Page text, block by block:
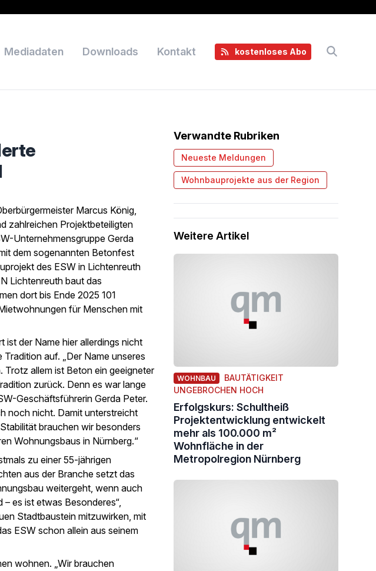
Mediadaten Downloads Kontakt kostenloses Abo
Marcus König,
zahlreichen Projektbeteiligten
Unternehmensgruppe Gerda
dem sogenannten Betonfest
des ESW in Lichtenreuth
Lichtenreuth baut das
dort bis Ende 2025 101
für Menschen mit
ist der Name hier allerdings nicht
auf. „Der Name unseres
allem ist Beton ein geeigneter
zurück. Denn es war lange
Geschäftsführerin Gerda Peter.
noch nicht. Damit unterstreicht
brauchen wir besonders
Wohnungsbaus in Nürnberg.“
zu einer 55-jährigen
aus der Branche setzt das
weitergeht, wenn auch
es ist etwas Besonderes“,
Stadtbaustein mitzuwirken, mit
ESW schon allein aus seinem
wohnen. „Wir brauchen
Verwandte Rubriken
Neueste Meldungen
Wohnbauprojekte aus der Region
Weitere Artikel
WOHNBAU
BAUTÄTIGKEIT
UNGEBROCHEN HOCH
Erfolgskurs: Schultheiß
Projektentwicklung entwickelt
mehr als 100.000 m²
Wohnfläche in der
Metropolregion Nürnberg